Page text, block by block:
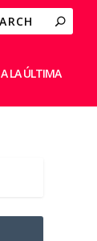
A LA ÚLTIMA